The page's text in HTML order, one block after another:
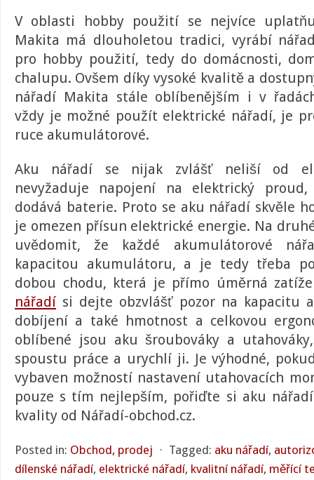
V oblasti hobby použití se nejvíce
Makita má dlouholetou tradici, vyrábí
pro hobby použití, tedy do domácnosti,
chalupu. Ovšem díky vysoké kvalitě a
nářadí Makita stále oblíbenějším i v
vždy je možné použít elektrické nářadí, je
ruce akumulátorové.
Aku nářadí se nijak zvlášť neliší od
nevyžaduje napojení na elektrický
dodává baterie. Proto se aku nářadí skvěle
je omezen přísun elektrické energie. Na
uvědomit, že každé akumulátorové
kapacitou akumulátoru, a je tedy třeba
dobou chodu, která je přímo úměrná
nářadí si dejte obzvlášť pozor na kapacitu
dobíjení a také hmotnost a celkovou
oblíbené jsou aku šroubováky a utahováky
spoustu práce a urychlí ji. Je výhodné,
vybaven možností nastavení utahovacích
pouze s tím nejlepším, pořiďte si aku
kvality od Nářadí-obchod.cz.
Posted in: Obchod, prodej ⋅ Tagged: aku nářadí,
dílenské nářadí, elektrické nářadí, kvalitní nářadí, měřící